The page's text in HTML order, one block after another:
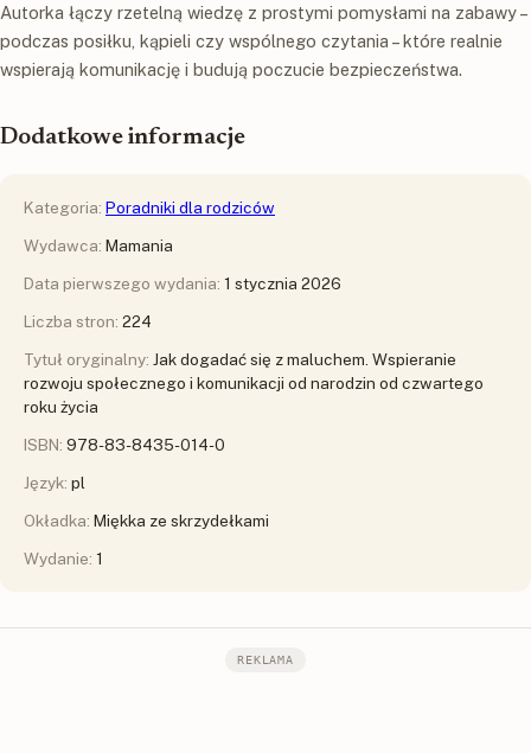
Autorka łączy rzetelną wiedzę z prostymi pomysłami na zabawy –
podczas posiłku, kąpieli czy wspólnego czytania – które realnie
wspierają komunikację i budują poczucie bezpieczeństwa.
Dodatkowe informacje
Kategoria: Poradniki dla rodziców
Wydawca: Mamania
Data pierwszego wydania: 1 stycznia 2026
Liczba stron: 224
Tytuł oryginalny: Jak dogadać się z maluchem. Wspieranie
rozwoju społecznego i komunikacji od narodzin od czwartego
roku życia
ISBN: 978-83-8435-014-0
Język: pl
Okładka: Miękka ze skrzydełkami
Wydanie: 1
REKLAMA